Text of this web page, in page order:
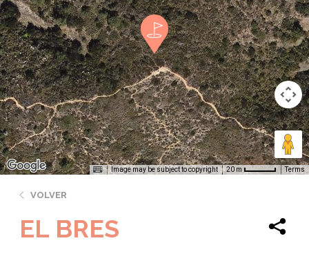
Image may be subject to copyright 20 m Terms
VOLVER
EL BRES